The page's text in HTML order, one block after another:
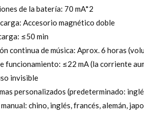
de la batería: 70 mA*2
Accesorio magnético doble
≤50 min
continua de música: Aprox. 6 horas
funcionamiento: ≤22 mA (la corriente
invisible
personalizados (predeterminado:
chino, inglés, francés, alemán,